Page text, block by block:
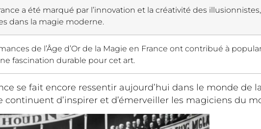
a été marqué par l’innovation et la créativité des
dans la magie moderne.
de l’Âge d’Or de la Magie en France ont contribué à
fascination durable pour cet art.
se fait encore ressentir aujourd’hui dans le monde de
d’inspirer et d’émerveiller les magiciens du